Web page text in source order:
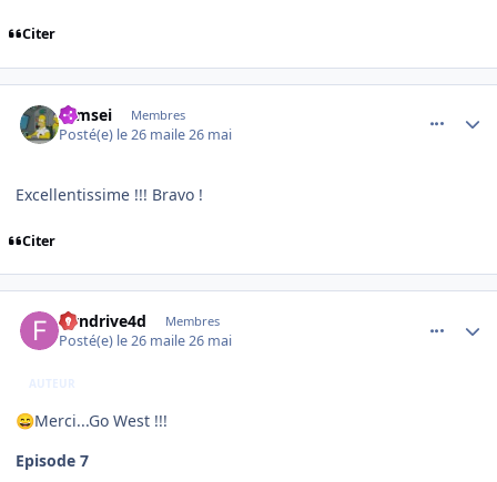
Citer
symsei Membres
Posté(e) le 26 maile 26 mai
Excellentissime !!! Bravo !
Citer
flyndrive4d Membres
Posté(e) le 26 maile 26 mai
AUTEUR
😄Merci...Go West !!!
Episode 7